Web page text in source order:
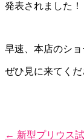
発表されました！
早速、本店のシ
ぜひ見に来てく
← 新型プリウス